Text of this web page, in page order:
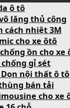
ô tô
lăng thủ công
cách nhiệt 3M
cho xe ôtô
ồn cho xe
gỉ sét
Dọn nội thất ô tô
bán tải
cho xe